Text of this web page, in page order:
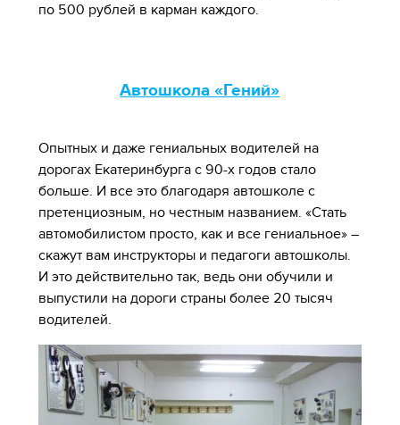
по 500 рублей в карман каждого.
Автошкола «Гений»
Опытных и даже гениальных водителей на
дорогах Екатеринбурга с 90-х годов стало
больше. И все это благодаря автошколе с
претенциозным, но честным названием. «Стать
автомобилистом просто, как и все гениальное» –
скажут вам инструкторы и педагоги автошколы.
И это действительно так, ведь они обучили и
выпустили на дороги страны более 20 тысяч
водителей.